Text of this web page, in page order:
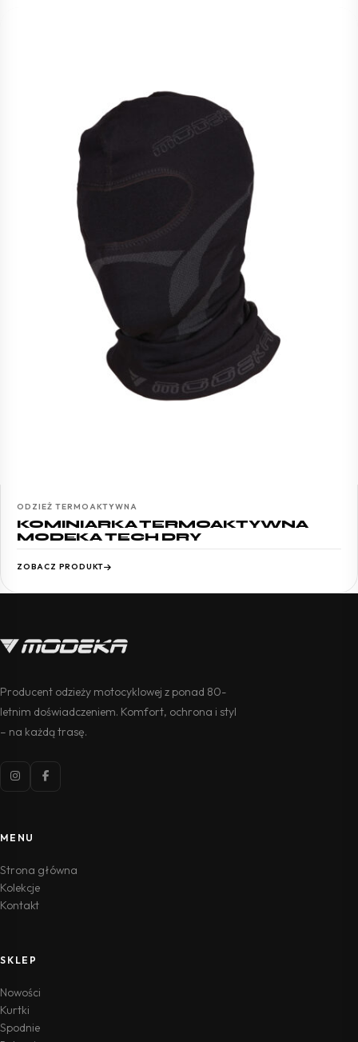
ODZIEŻ TERMOAKTYWNA
KOMINIARKA TERMOAKTYWNA
MODEKA TECH DRY
ZOBACZ PRODUKT
Producent odzieży motocyklowej z ponad 80-
letnim doświadczeniem. Komfort, ochrona i styl
– na każdą trasę.
MENU
Strona główna
Kolekcje
Kontakt
SKLEP
Nowości
Kurtki
Spodnie